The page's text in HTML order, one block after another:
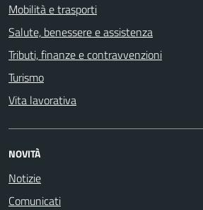
Mobilità e trasporti
Salute, benessere e assistenza
Tributi, finanze e contravvenzioni
Turismo
Vita lavorativa
NOVITÀ
Notizie
Comunicati